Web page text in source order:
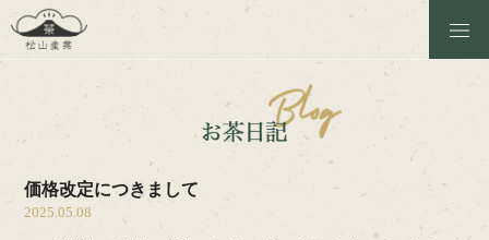
松山産業のこと
商品一覧
価格改定につきまして
2025.05.08